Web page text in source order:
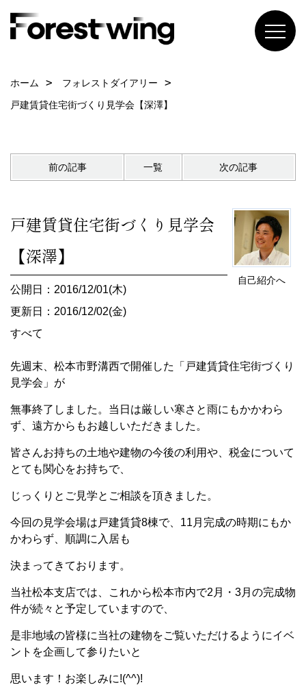
ホーム
フォレストダイアリー
戸建賃貸住宅街づくり見学会【深澤】
前の記事 一覧 次の記事
自己紹介へ
戸建賃貸住宅街づくり見学会
【深澤】
公開日：2016/12/01(木)
更新日：2016/12/02(金)
すべて
先週末、松本市野溝西で開催した「戸建賃貸住宅街づくり
見学会」が
無事終了しました。当日は厳しい寒さと雨にもかかわら
ず、遠方からもお越しいただきました。
皆さんお持ちの土地や建物の今後の利用や、税金について
とても関心をお持ちで、
じっくりとご見学とご相談を頂きました。
今回の見学会場は戸建賃貸8棟で、11月完成の時期にもか
かわらず、順調に入居も
決まってきております。
当社松本支店では、これから松本市内で2月・3月の完成物
件が続々と予定していますので、
是非地域の皆様に当社の建物をご覧いただけるようにイベ
ントを企画して参りたいと
思います！お楽しみに!(^^)!